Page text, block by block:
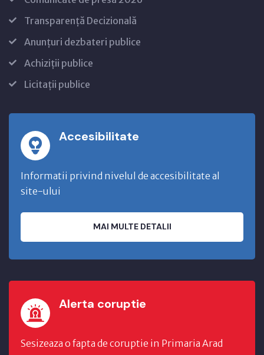
Transparență Decizională
Anunțuri dezbateri publice
Achiziții publice
Licitații publice
Accesibilitate
Informatii privind nivelul de accesibilitate al
site-ului
MAI MULTE DETALII
Alerta coruptie
Sesizeaza o fapta de coruptie in Primaria Arad